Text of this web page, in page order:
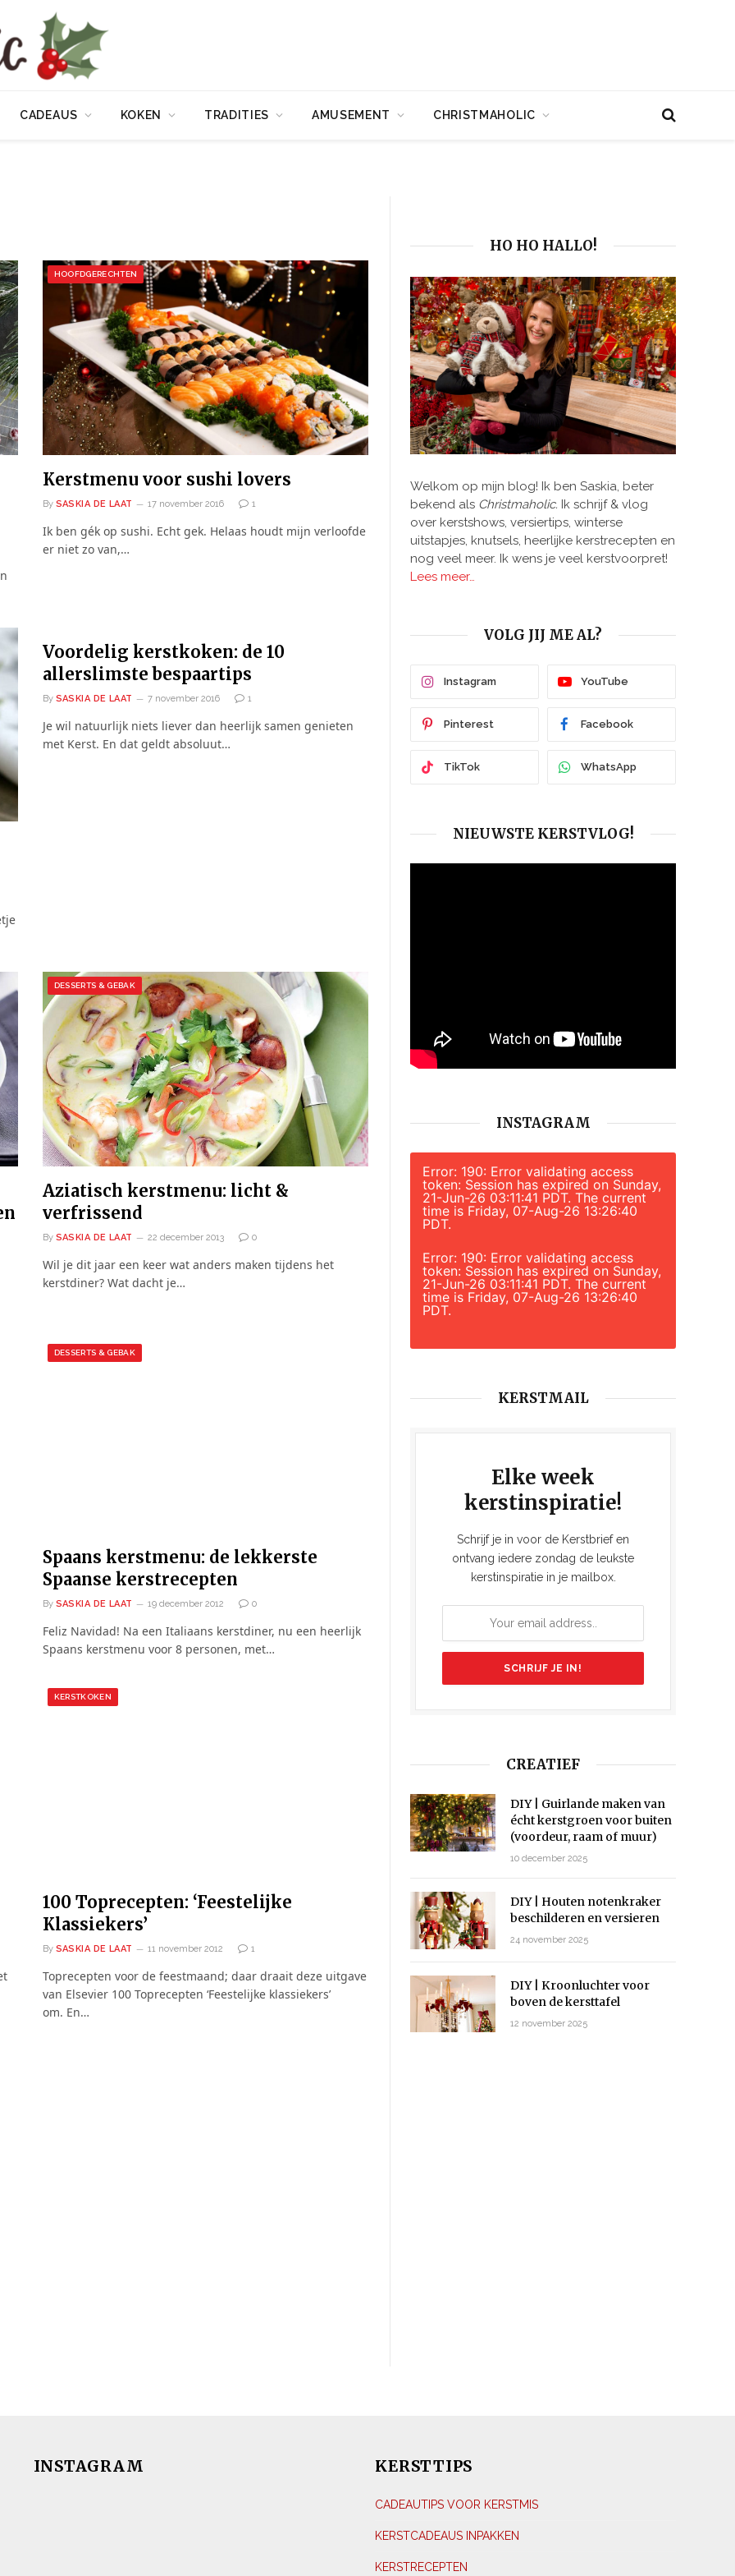
CADEAUS KOKEN TRADITIES AMUSEMENT CHRISTMAHOLIC
HOOFDGERECHTEN
Kerstmenu voor sushi lovers
By SASKIA DE LAAT 17 november 2016 1
Ik ben gék op sushi. Echt gek. Helaas houdt mijn verloofde
er niet zo van,…
Voordelig kerstkoken: de 10
allerslimste bespaartips
By SASKIA DE LAAT 7 november 2016 1
Je wil natuurlijk niets liever dan heerlijk samen genieten
met Kerst. En dat geldt absoluut…
DESSERTS & GEBAK
Aziatisch kerstmenu: licht &
verfrissend
By SASKIA DE LAAT 22 december 2013 0
Wil je dit jaar een keer wat anders maken tijdens het
kerstdiner? Wat dacht je…
DESSERTS & GEBAK
Spaans kerstmenu: de lekkerste
Spaanse kerstrecepten
By SASKIA DE LAAT 19 december 2012 0
Feliz Navidad! Na een Italiaans kerstdiner, nu een heerlijk
Spaans kerstmenu voor 8 personen, met…
KERSTKOKEN
100 Toprecepten: ‘Feestelijke
Klassiekers’
By SASKIA DE LAAT 11 november 2012 1
Toprecepten voor de feestmaand; daar draait deze uitgave
van Elsevier 100 Toprecepten ‘Feestelijke klassiekers’
om. En…
HO HO HALLO!
Welkom op mijn blog! Ik ben Saskia, beter
bekend als Christmaholic. Ik schrijf & vlog
over kerstshows, versiertips, winterse
uitstapjes, knutsels, heerlijke kerstrecepten en
nog veel meer. Ik wens je veel kerstvoorpret!
Lees meer…
VOLG JIJ ME AL?
Instagram YouTube
Pinterest Facebook
TikTok WhatsApp
NIEUWSTE KERSTVLOG!
INSTAGRAM
Error: 190: Error validating access
token: Session has expired on Sunday,
21-Jun-26 03:11:41 PDT. The current
time is Friday, 07-Aug-26 13:26:40
PDT.
Error: 190: Error validating access
token: Session has expired on Sunday,
21-Jun-26 03:11:41 PDT. The current
time is Friday, 07-Aug-26 13:26:40
PDT.
KERSTMAIL
Elke week
kerstinspiratie!
Schrijf je in voor de Kerstbrief en
ontvang iedere zondag de leukste
kerstinspiratie in je mailbox.
CREATIEF
DIY | Guirlande maken van
écht kerstgroen voor buiten
(voordeur, raam of muur)
10 december 2025
DIY | Houten notenkraker
beschilderen en versieren
24 november 2025
DIY | Kroonluchter voor
boven de kersttafel
12 november 2025
INSTAGRAM KERSTTIPS
CADEAUTIPS VOOR KERSTMIS
KERSTCADEAUS INPAKKEN
KERSTRECEPTEN